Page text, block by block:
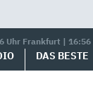
Uhr Frankfurt |
DAS BESTE